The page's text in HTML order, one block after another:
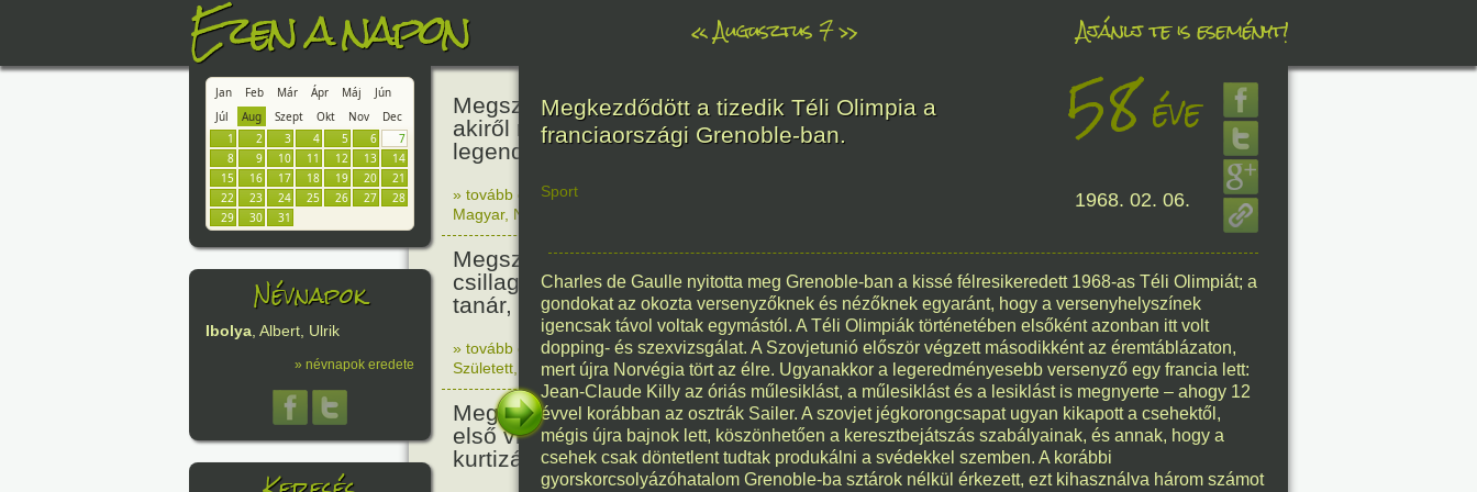
Ezen a napon «Augusztus 7» Ajánlj te is eseményt!
Jan Feb Már Ápr Máj
Jún
Júl
Aug Szept Okt Nov
Dec
1
2 3 4 5 6
7
8
9 10 11 12 13
14
15
16 17 18 19 20
21
22
23 24 25 26 27
28
29
30 31
Névnapok
Ibolya, Albert, Ulrik
» névnapok eredete
Megszületett Báthori Erzsébet,
akiről rémséges és kegyetlen
legendák éltek.
466
» tovább olvasom|
Magyar, Nő
Megszületett Kondor Gusztáv
csillagász, matematikus, egyetemi
tanár, akadémikus.
201éve
» tovább olvasom|Nincs hozzászólás, szólj hozzá!
Született
Technika,Magyar 1825. 08. 07.
Megszületett Mata Hari, a híres
első világháborús táncosnő,
kurtizán és kém.
150éve
Megkezdődött a tizedik Téli Olimpia a
franciaországi Grenoble-ban.
58éve
Sport 1968. 02. 06.
Charles de Gaulle nyitotta meg Grenoble-ban a kissé félresikeredett 1968-as Téli Olimpiát; a
gondokat az okozta versenyzőknek és nézőknek egyaránt, hogy a versenyhelyszínek
igencsak távol voltak egymástól. A Téli Olimpiák történetében elsőként azonban itt volt
dopping- és szexvizsgálat. A Szovjetunió először végzett másodikként az éremtáblázaton,
mert újra Norvégia tört az élre. Ugyanakkor a legeredményesebb versenyző egy francia lett:
Jean-Claude Killy az óriás műlesiklást, a műlesiklást és a lesiklást is megnyerte – ahogy 12
évvel korábban az osztrák Sailer. A szovjet jégkorongcsapat ugyan kikapott a csehektől,
mégis újra bajnok lett, köszönhetően a keresztbejátszás szabályainak, és annak, hogy a
csehek csak döntetlent tudtak produkálni a svédekkel szemben. A korábbi
gyorskorcsolyázóhatalom Grenoble-ba sztárok nélkül érkezett, ezt kihasználva három számot